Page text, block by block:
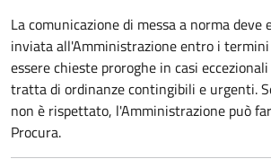
La comunicazione di messa a norma deve
inviata all'Amministrazione entro i termini
essere chieste proroghe in casi
tratta di ordinanze contingibili e urgenti.
non è rispettato, l'Amministrazione può
Procura.